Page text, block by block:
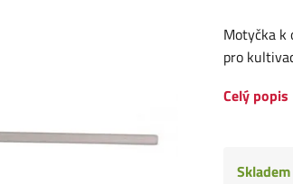
Motyčka k
pro
Celý popis